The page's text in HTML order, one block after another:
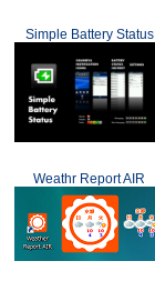
Simple Battery Status
Weathr Report AIR